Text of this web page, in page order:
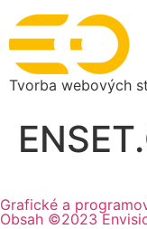
Tvorba webových
Grafické a
Obsah ©2023